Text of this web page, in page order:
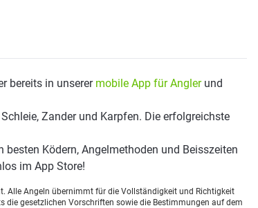
bereits in unserer mobile App für Anglerund
Zander und Karpfen. Die erfolgreichste
besten Ködern, Angelmethoden und Beisszeiten
im App Store!
Alle Angeln übernimmt für die Vollständigkeit und Richtigkeit
die gesetzlichen Vorschriften sowie die Bestimmungen auf dem